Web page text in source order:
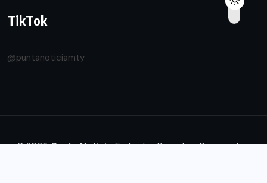
TikTok
@puntanoticiamty
© 2026.Punta NoticiaTodos los Derechos Reservados.